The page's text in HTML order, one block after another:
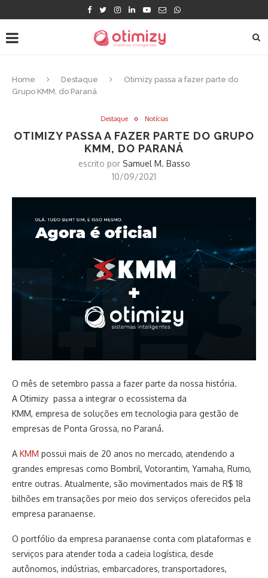
Home Destaque
Otimizy passa a fazer parte do
Grupo KMM, do Paraná
Destaque Notícias
OTIMIZY PASSA A FAZER PARTE DO GRUPO
KMM, DO PARANÁ
escrito por Samuel M. Basso
10/09/2021
O mês de setembro passa a fazer parte da nossa história.
A Otimizy passa a integrar o ecossistema da
KMM, empresa de soluções em tecnologia para gestão de
empresas de Ponta Grossa, no Paraná.
A KMM possui mais de 20 anos no mercado, atendendo a
grandes empresas como Bombril, Votorantim, Yamaha, Rumo,
entre outras. Atualmente, são movimentados mais de R$ 18
bilhões em transações por meio dos serviços oferecidos pela
empresa paranaense.
O portfólio da empresa paranaense conta com plataformas e
serviços para atender toda a cadeia logística, desde
autônomos, indústrias, embarcadores, transportadores,